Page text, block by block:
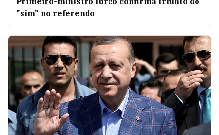
"sim" no referendo